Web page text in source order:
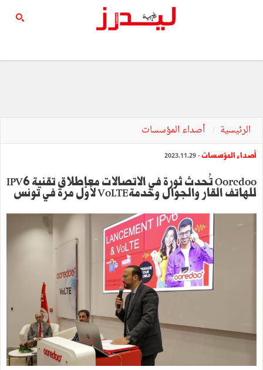
الرئيسية أصداء المؤسسات
أصداء المؤسسات- 2023.11.29
Ooredoo تُحدث ثورة في الاتصالات معإطلاق تقنية IPV6
للهاتف القار والجوال وخدمةVoLTE لأول مرة في تونس